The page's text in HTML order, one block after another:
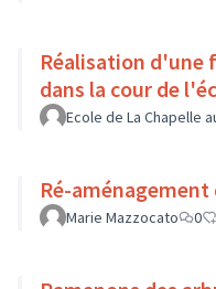
Réalisation d'une
dans la cour de
Ecole de La Chapelle
Ré-
Marie Mazzocato 0